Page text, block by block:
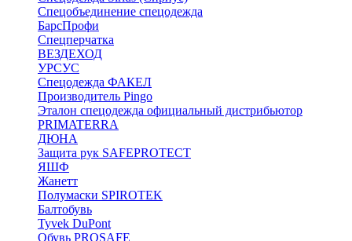
Спецобъединение спецодежда
БарсПрофи
Спецперчатка
ВЕЗДЕХОД
УРСУС
Спецодежда ФАКЕЛ
Производитель Pingo
Эталон спецодежда официальный дистрибьютор
PRIMATERRA
ДЮНА
Защита рук SAFEPROTECT
ЯШФ
Жанетт
Полумаски SPIROTEK
Балтобувь
Tyvek DuPont
Обувь PROSAFE